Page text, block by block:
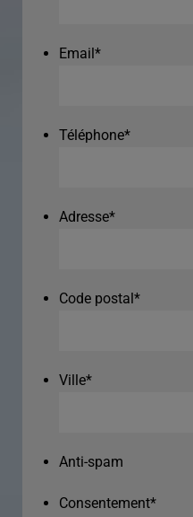
Email*
Téléphone*
Adresse*
Code postal*
Ville*
Anti-spam
Consentement*